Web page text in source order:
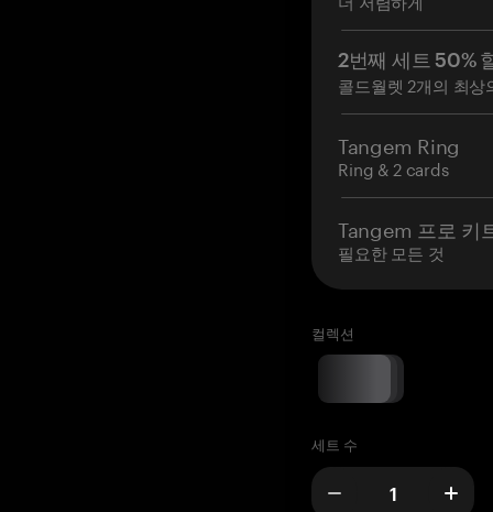
2번째 세트 50%
콜드월렛 2개의 최상
Tangem Ring
Ring & 2 cards
Tangem 프로 키
필요한 모든 것
컬렉션
세트 수